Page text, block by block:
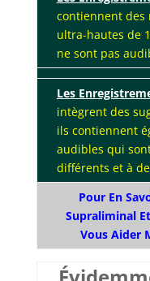
contiennent des
ultra-hautes de
ne sont pas
Les
intègrent des
ils contiennent
audibles qui
différents et à
Pour En
Supraliminal
Vous Aider